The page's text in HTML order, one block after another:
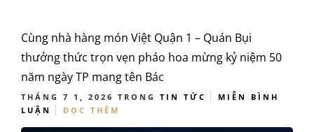
Cùng nhà hàng món Việt Quận 1 – Quán Bụi
thưởng thức trọn vẹn pháo hoa mừng kỷ niệm 50
năm ngày TP mang tên Bác
THÁNG 7 1, 2026 TRONG TIN TỨC
MIỄN BÌNH
LUẬN
ĐỌC THÊM